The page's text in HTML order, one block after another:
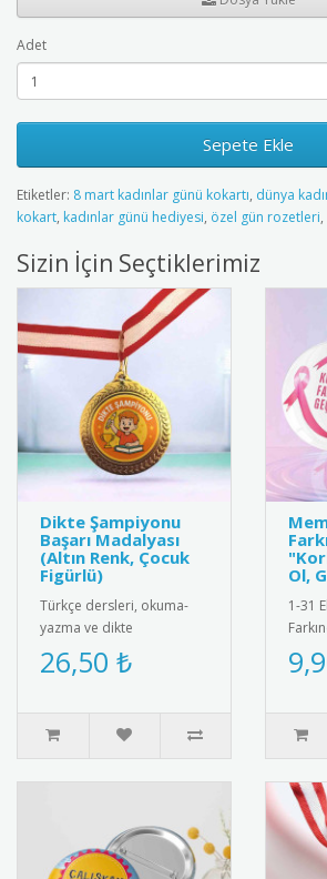
Adet
Sepete Ekle
Etiketler: 8 mart kadınlar günü kokartı, dünya
kokart, kadınlar günü hediyesi, özel gün rozetleri,
Sizin İçin Seçtiklerimiz
Dikte Şampiyonu
Başarı Madalyası
(Altın Renk, Çocuk
Figürlü)
Türkçe dersleri, okuma-
yazma ve dikte
yarışmalarında üstün
başarı gösteren
ödüllendirmek..
26,50 ₺
Ol,
1-31
ve